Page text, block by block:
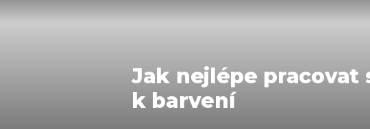
Jak nejlépe pracovat
k barvení